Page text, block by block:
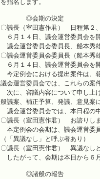
を指名します。
◎会期の決定
〇議長（室田憲作君） 日程第２
６月１４日、議会運営委員会を
議会運営委員会委員長、船本秀雄
〇議会運営委員会委員長（船本秀
６月１４日、議会運営委員会を
今定例会における提出案件は、
議会運営委員会では、これらの案
次に、審議内容について申し上
般議案、補正予算、発議、意見案
議会運営委員会では、本日程の
〇議長（室田憲作君） お諮りしま
本定例会の会期は、議会運営委
（「異議なし」と呼ぶ者あり）
〇議長（室田憲作君） 異議なしと
したがって、会期は本日から６
◎諸般の報告